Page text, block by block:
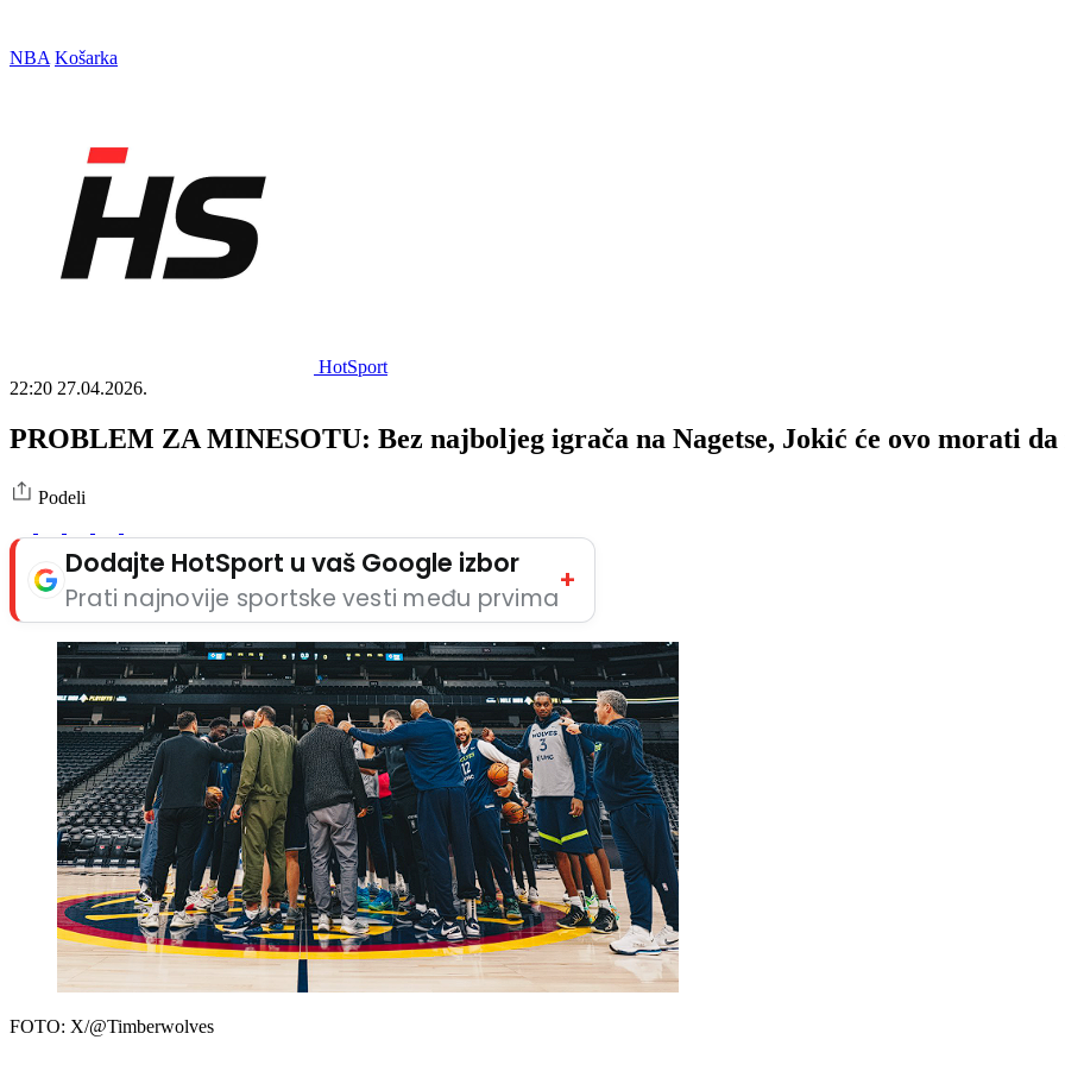
NBA Košarka
HotSport
22:20 27.04.2026.
PROBLEM ZA MINESOTU: Bez najboljeg igrača na Nagetse, Jokić će ovo morati
Podeli
Dodajte HotSport u vaš Google izbor
Prati najnovije sportske vesti među prvima
+
FOTO: X/@Timberwolves